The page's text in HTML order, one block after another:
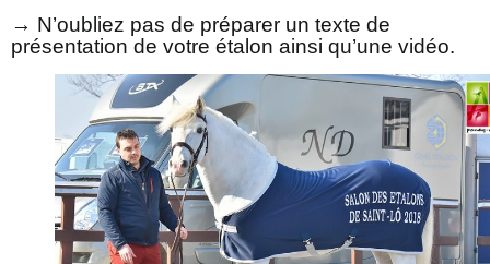
→ N’oubliez pas de préparer un texte de
présentation de votre étalon ainsi qu’une vidéo.